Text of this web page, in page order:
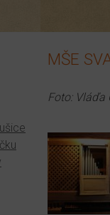
MŠE
Foto: Vláďa